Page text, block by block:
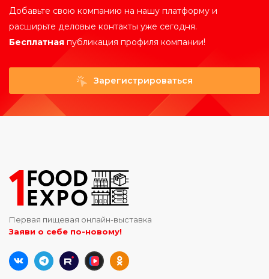
Добавьте свою компанию на нашу платформу и
расширьте деловые контакты уже сегодня.
Бесплатная публикация профиля компании!
Зарегистрироваться
Первая пищевая онлайн-выставка
Заяви о себе по-новому!